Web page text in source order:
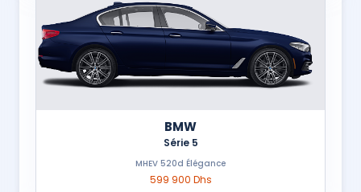
BMW
Série 5
MHEV 520d Élégance
599 900 Dhs